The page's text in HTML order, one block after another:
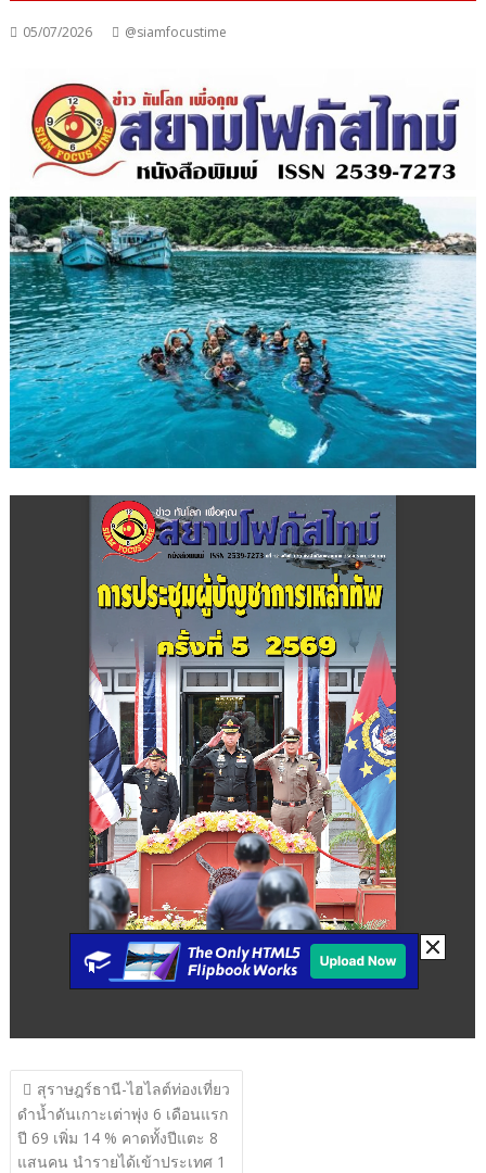
05/07/2026 @siamfocustime
แนะแนว
เรื่อง
สุราษฎร์ธานี-ไฮไลต์ท่องเที่ยว
ดำน้ำดันเกาะเต่าพุ่ง 6 เดือนแรก
ปี 69 เพิ่ม 14 % คาดทั้งปีแตะ 8
แสนคน นำรายได้เข้าประเทศ 1